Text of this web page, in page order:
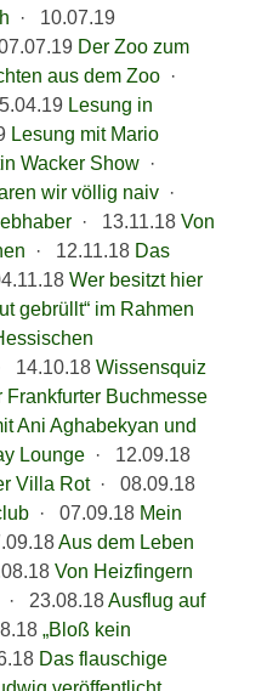
·
10.07.19
Der Zoo zum
aus dem Zoo·
Lesung in
Lesung mit Mario
Wacker Show·
wir völlig naiv·
· 13.11.18 Von
· 12.11.18 Das
Wer besitzt hier
gebrüllt“ im Rahmen
14.10.18 Wissensquiz
Frankfurter Buchmesse
Ani Aghabekyan und
Lounge·
12.09.18
Villa Rot·
08.09.18
· 07.09.18 Mein
Aus dem Leben
Von Heizfingern
· 23.08.18Ausflug auf
„Bloß kein
Das flauschige